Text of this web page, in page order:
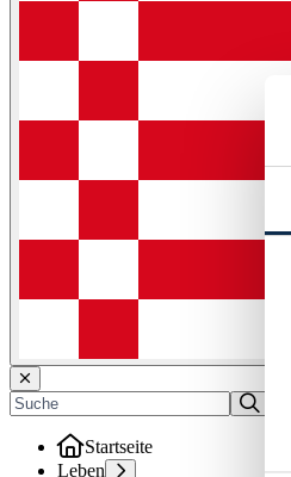
Startseite
Leben